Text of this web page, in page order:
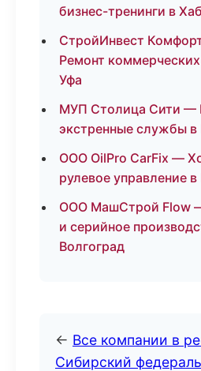
бизнес-тренинги в
СтройИнвест
Ремонт
Уфа
МУП Столица Сити —
экстренные службы в
ООО OilPro CarFix —
рулевое управление
ООО МашСтрой Flow
и серийное
Волгоград
← Все компании в
Сибирский